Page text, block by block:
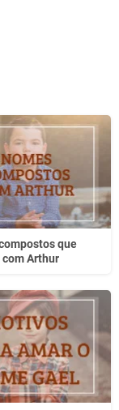
que
Arthur